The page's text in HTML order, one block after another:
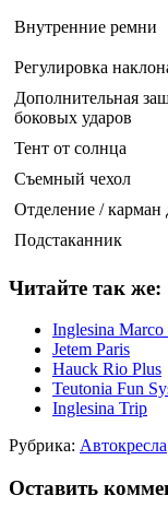
Внутренние ремни
Регулировка
Дополнительная
боковых ударов
Тент от солнца
Съемный чехол
Отделение / карман
Подстаканник
Читайте так же:
Inglesina Marco
Jetem Paris
Hauck Rio Plus
Teutonia Fun
Inglesina Trip
Рубрика: Автокресла
Оставить